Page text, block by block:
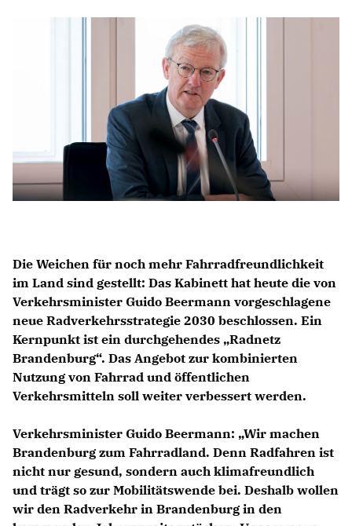
CDU Deutschland
CDU Fraktion im Brandenburger Landtag
CDU Brandenburg
CDU Potsdam
Die Weichen für noch mehr Fahrradfreundlichkeit
im Land sind gestellt: Das Kabinett hat heute die von
Verkehrsminister Guido Beermann vorgeschlagene
neue Radverkehrsstrategie 2030 beschlossen. Ein
Kernpunkt ist ein durchgehendes „Radnetz
Brandenburg“. Das Angebot zur kombinierten
Nutzung von Fahrrad und öffentlichen
Verkehrsmitteln soll weiter verbessert werden.
Verkehrsminister Guido Beermann: „Wir machen
Brandenburg zum Fahrradland. Denn Radfahren ist
nicht nur gesund, sondern auch klimafreundlich
und trägt so zur Mobilitätswende bei. Deshalb wollen
wir den Radverkehr in Brandenburg in den